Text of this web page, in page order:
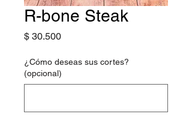
R-bone Steak
$ 30.500Precio
¿Cómo deseas sus cortes?
(opcional)